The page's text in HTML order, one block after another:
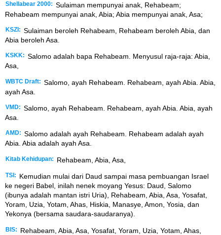
Shellabear 2000: Sulaiman mempunyai anak, Rehabeam;
Rehabeam mempunyai anak, Abia; Abia mempunyai anak, Asa;
KSZI: Sulaiman beroleh Rehabeam, Rehabeam beroleh Abia, dan
Abia beroleh Asa.
KSKK: Salomo adalah bapa Rehabeam. Menyusul raja-raja: Abia,
Asa,
WBTC Draft: Salomo, ayah Rehabeam. Rehabeam, ayah Abia. Abia,
ayah Asa.
VMD: Salomo, ayah Rehabeam. Rehabeam, ayah Abia. Abia, ayah
Asa.
AMD: Salomo adalah ayah Rehabeam. Rehabeam adalah ayah
Abia. Abia adalah ayah Asa.
Kitab Kehidupan: Rehabeam, Abia, Asa,
TSI:
Kemudian mulai dari Daud sampai masa pembuangan Israel
ke negeri Babel, inilah nenek moyang Yesus: Daud, Salomo
(ibunya adalah mantan istri Uria), Rehabeam, Abia, Asa, Yosafat,
Yoram, Uzia, Yotam, Ahas, Hiskia, Manasye, Amon, Yosia, dan
Yekonya (bersama saudara-saudaranya).
BIS:
Rehabeam, Abia, Asa, Yosafat, Yoram, Uzia, Yotam, Ahas,